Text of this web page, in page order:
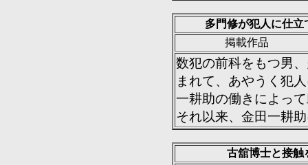
多門修が犯人に仕
掲載作品
数犯の前科をもつ男
まれて、あやうく犯
一耕助の働きによっ
それ以来、金田一耕
古舘博士と接触